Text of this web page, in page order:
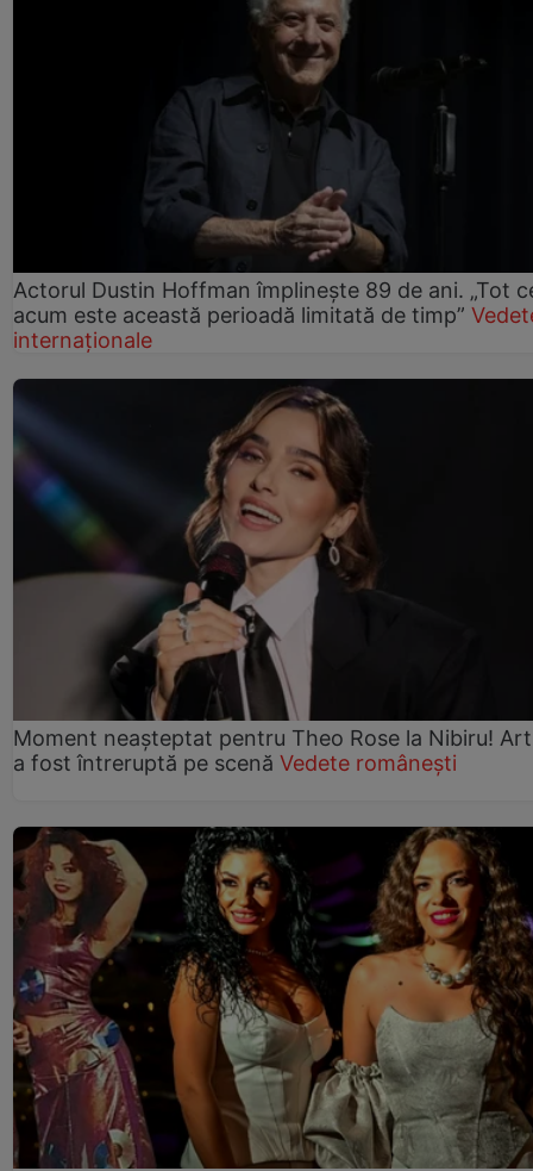
Actorul Dustin Hoffman împlinește 89 de ani. „Tot
acum este această perioadă limitată de timp”
internaționale
Moment neașteptat pentru Theo Rose la Nibiru!
a fost întreruptă pe scenă Vedete românești